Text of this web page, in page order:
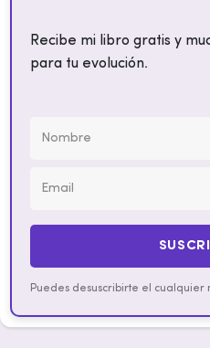
Recibe mi libro gratis y
para tu evolución.
Puedes desuscribirte el cualquier